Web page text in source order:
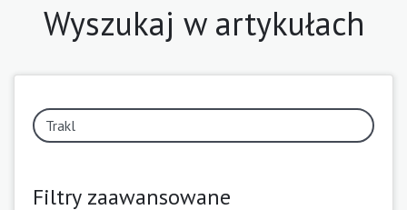
Wyszukaj w artykułach
Filtry zaawansowane